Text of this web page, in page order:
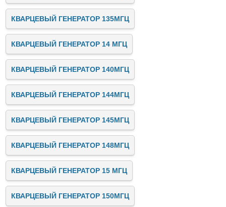
КВАРЦЕВЫЙ ГЕНЕРАТОР 135МГЦ
КВАРЦЕВЫЙ ГЕНЕРАТОР 14 МГЦ
КВАРЦЕВЫЙ ГЕНЕРАТОР 140МГЦ
КВАРЦЕВЫЙ ГЕНЕРАТОР 144МГЦ
КВАРЦЕВЫЙ ГЕНЕРАТОР 145МГЦ
КВАРЦЕВЫЙ ГЕНЕРАТОР 148МГЦ
КВАРЦЕВЫЙ ГЕНЕРАТОР 15 МГЦ
КВАРЦЕВЫЙ ГЕНЕРАТОР 150МГЦ